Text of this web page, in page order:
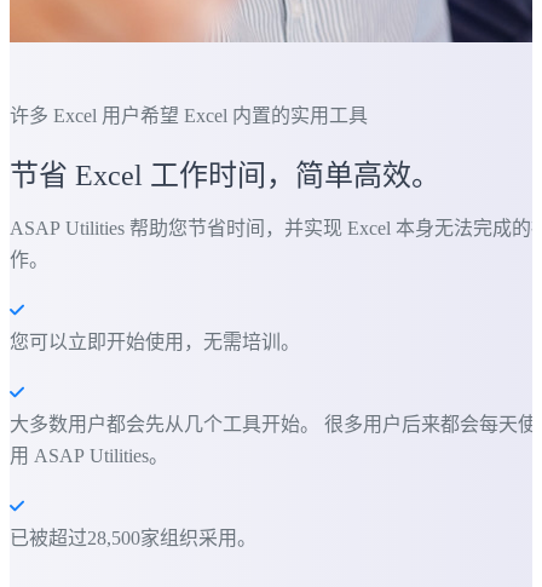
许多 Excel 用户希望 Excel 内置的实用工具
节省 Excel 工作时间，简单高效。
ASAP Utilities 帮助您节省时间，并实现 Excel 本身无法完成的
作。
您可以立即开始使用，无需培训。
大多数用户都会先从几个工具开始。 很多用户后来都会每天使
用 ASAP Utilities。
已被超过28,500家组织采用。